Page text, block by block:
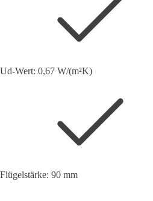
Ud-Wert: 0,67 W/(m²K)
Flügelstärke: 90 mm